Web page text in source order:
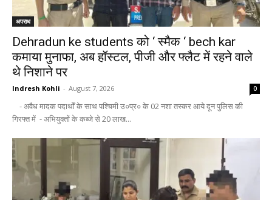
अपराध
Dehradun ke students को ‘ स्मैक ‘ bech kar
कमाया मुनाफा, अब हॉस्टल, पीजी और फ्लैट में रहने वाले
थे निशाने पर
Indresh Kohli - August 7, 2026 0
- अवैध मादक पदार्थों के साथ पश्चिमी उ०प्र० के 02 नशा तस्कर आये दून पुलिस की
गिरफ्त में - अभियुक्तों के कब्जे से 20 लाख...